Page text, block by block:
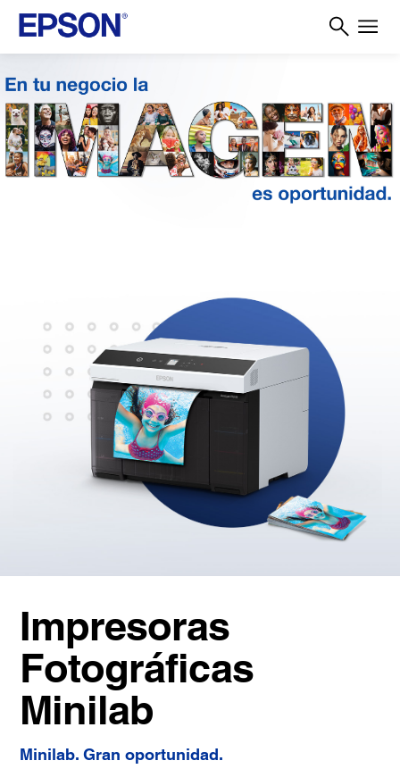
Impresoras
Fotográficas
Minilab
Minilab. Gran oportunidad.